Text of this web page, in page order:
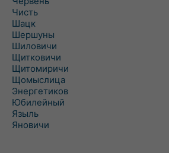
Чисть
Шацк
Шершуны
Шиловичи
Щитковичи
Щитомиричи
Щомыслица
Энергетиков
Юбилейный
Языль
Яновичи